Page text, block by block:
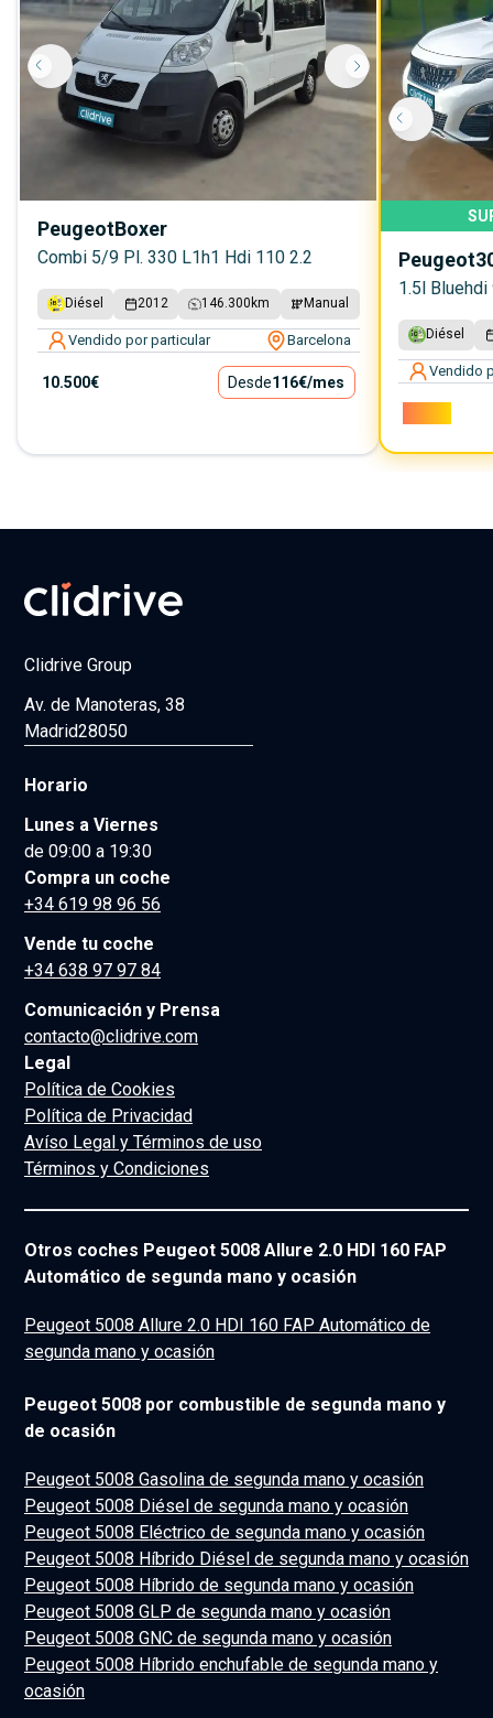
PeugeotBoxer
Combi 5/9 Pl. 330 L1h1 Hdi 110 2.2
Diésel 2012 146.300 km Manual
Vendido por particular Barcelona
10.500€ Desde116€/mes
Peugeot
1.5l
Diésel
Vendido
Clidrive Group
Av. de Manoteras, 38
Madrid28050
Horario
Lunes a Viernes
de 09:00 a 19:30
Compra un coche
+34 619 98 96 56
Vende tu coche
+34 638 97 97 84
Comunicación y Prensa
contacto@clidrive.com
Legal
Política de Cookies
Política de Privacidad
Avíso Legal y Términos de uso
Términos y Condiciones
Otros coches Peugeot 5008 Allure 2.0 HDI 160 FAP
Automático de segunda mano y ocasión
Peugeot 5008 Allure 2.0 HDI 160 FAP Automático de
segunda mano y ocasión
Peugeot 5008 por combustible de segunda mano y
de ocasión
Peugeot 5008 Gasolina de segunda mano y ocasión
Peugeot 5008 Diésel de segunda mano y ocasión
Peugeot 5008 Eléctrico de segunda mano y ocasión
Peugeot 5008 Híbrido Diésel de segunda mano y ocasión
Peugeot 5008 Híbrido de segunda mano y ocasión
Peugeot 5008 GLP de segunda mano y ocasión
Peugeot 5008 GNC de segunda mano y ocasión
Peugeot 5008 Híbrido enchufable de segunda mano y
ocasión